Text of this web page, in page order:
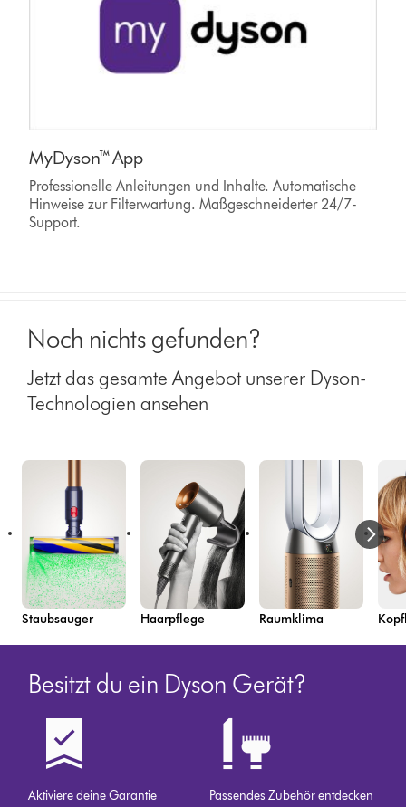
MyDyson™ App
Professionelle Anleitungen und Inhalte. Automatische
Hinweise zur Filterwartung. Maßgeschneiderter 24/7-
Support.
Noch nichts gefunden?
Jetzt das gesamte Angebot unserer Dyson-
Technologien ansehen
Staubsauger Haarpflege Raumklima
Besitzt du ein Dyson Gerät?
Aktiviere deine Garantie Passendes Zubehör entdecken